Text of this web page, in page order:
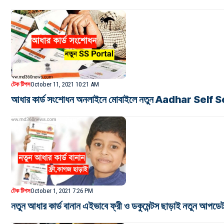
টেক টিপসOctober 11, 2021 10:21 AM
আধার কার্ড সংশোধন অনলাইনে মোবাইলে নতুন Aadhar
টেক টিপসOctober 1, 2021 7:26 PM
নতুন আধার কার্ড বানান এইভাবে ফ্রী ও ডকুমেন্টস ছাড়াই নতুন